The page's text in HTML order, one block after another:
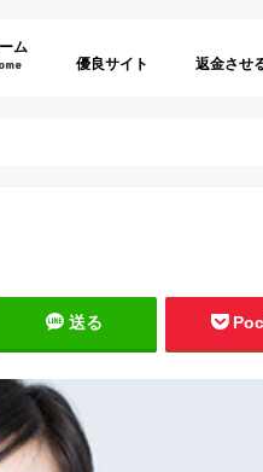
ム
優良サイト 返金させ
送る